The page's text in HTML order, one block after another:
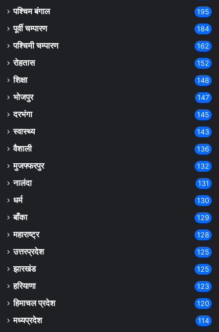
पश्चिम बंगाल 195
पूर्वी चम्पारण 184
पश्चिमी चम्पारण 162
रोहतास 152
शिक्षा 148
भोजपुर 147
दरभंगा 145
स्वास्थ्य 143
वैशाली 136
मुजफ्फरपुर 132
नालंदा 131
धर्म 130
बाँका 129
महाराष्ट्र 128
उत्तरप्रदेश 125
झारखंड 125
हरियाणा 123
हिमाचल प्रदेश 120
मध्यप्रदेश 114